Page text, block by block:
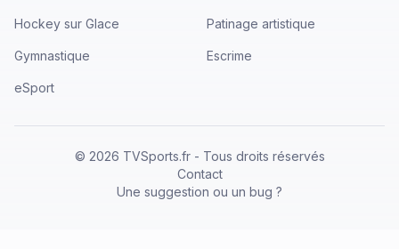
Hockey sur Glace Patinage artistique
Gymnastique Escrime
eSport
© 2026 TVSports.fr - Tous droits réservés
Contact
Une suggestion ou un bug ?